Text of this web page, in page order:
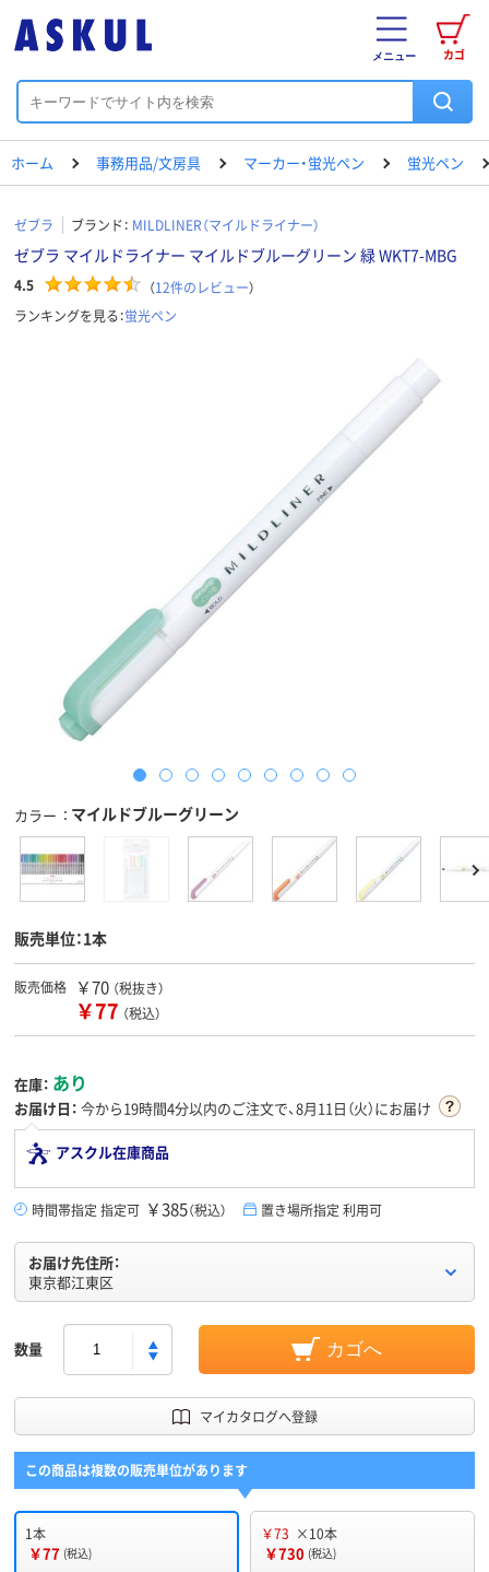
カゴ
メニュー
ホーム 事務用品/文房具 マーカー・蛍光ペン 蛍光ペン
ゼブラ ブランド： MILDLINER（マイルドライナー）
ゼブラ マイルドライナー マイルドブルーグリーン 緑 WKT7-MBG
4.5 （12件のレビュー）
ランキングを見る：蛍光ペン
カラー マイルドブルーグリーン
販売単位：1本
販売価格 ￥70 （税抜き）
￥77 （税込）
在庫： あり
お届け日： 今から19時間4分以内のご注文で、8月11日（火）にお届け
アスクル在庫商品
時間帯指定 指定可 ￥385（税込） 置き場所指定 利用可
お届け先住所：
東京都江東区
数量 カゴへ
マイカタログへ登録
この商品は複数の販売単位があります
1本
￥77 (税込)
￥73 ×10本
￥730 (税込)